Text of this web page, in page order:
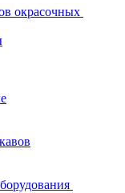
окрасочных